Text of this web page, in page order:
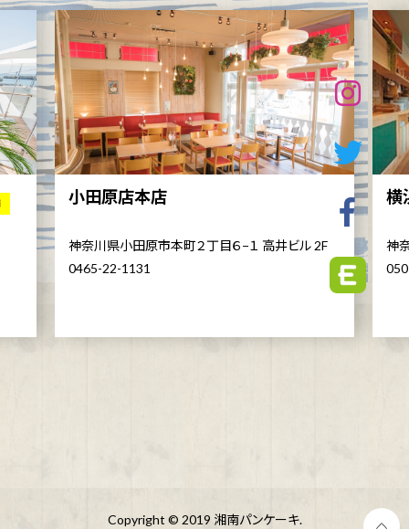
小田原店本店
神奈川県小田原市本町２丁目６−１ 高井ビル 2F
0465-22-1131
横
神
Copyright © 2019 湘南パンケーキ.